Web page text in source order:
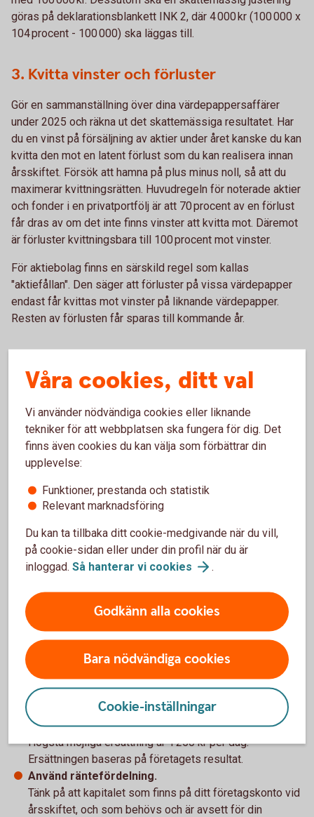
göras på deklarationsblankett INK 2, där 4 000 kr (100 000 x
104 procent - 100 000) ska läggas till.
3. Kvitta vinster och förluster
Gör en sammanställning över dina värdepappersaffärer
under 2025 och räkna ut det skattemässiga resultatet. Har
du en vinst på försäljning av aktier under året kanske du kan
kvitta den mot en latent förlust som du kan realisera innan
årsskiftet. Försök att hamna på plus minus noll, så att du
maximerar kvittningsrätten. Huvudregeln för noterade aktier
och fonder i en privatportfölj är att 70 procent av en förlust
får dras av om det inte finns vinster att kvitta mot. Däremot
är förluster kvittningsbara till 100 procent mot vinster.
För aktiebolag finns en särskild regel som kallas
"aktiefållan". Den säger att förluster på vissa värdepapper
endast får kvittas mot vinster på liknande värdepapper.
Resten av förlusten får sparas till kommande år.
handelsbolag
Gör ett överslag (ett förenklat provbokslut) och få fram ett
ungefärligt resultat. Då blir det enklare att maximera den
allmänna pensionen, hålla koll på ersättningen du får om du
blir sjuk eller ska vara föräldraledig, se möjligheterna
att räntefördela och utnyttja de fördelar ett skogskonto kan
innebära, om du har ett sådant.
Maximera pensionen.
Dina avsättningar till det allmänna pensions- och
försäkringssystemet grundar sig på det överskott av
aktiv näringsverksamhet du skattar för. Ett överskott
på 650 442 kronor per år ger dig maximal inbetalning till
din allmänna pension.
Få möjlighet till ersättning när du blir sjuk eller ska
vara föräldraledig.
Högsta möjliga SGI (sjukpenningsgrundande inkomst)
får du när du har ett överskott på 592 000 eller mer. Hur
mycket du får i ersättning beror på vilken ersättning du
ansöker om hos Försäkringskassan.
Få möjlighet till tillfällig föräldrapenning (VAB).
Högsta möjliga ersättning är 1 250 kr per dag.
Ersättningen baseras på företagets resultat.
Använd räntefördelning.
Tänk på att kapitalet som finns på ditt företagskonto vid
årsskiftet, och som behövs och är avsett för din
Våra cookies, ditt val
Vi använder nödvändiga cookies eller liknande
tekniker för att webbplatsen ska fungera för dig. Det
finns även cookies du kan välja som förbättrar din
upplevelse:
Funktioner, prestanda och statistik
Relevant marknadsföring
Du kan ta tillbaka ditt cookie-medgivande när du vill,
på cookie-sidan eller under din profil när du är
inloggad. Så hanterar vi cookies .
Godkänn alla cookies
Bara nödvändiga cookies
Cookie-inställningar